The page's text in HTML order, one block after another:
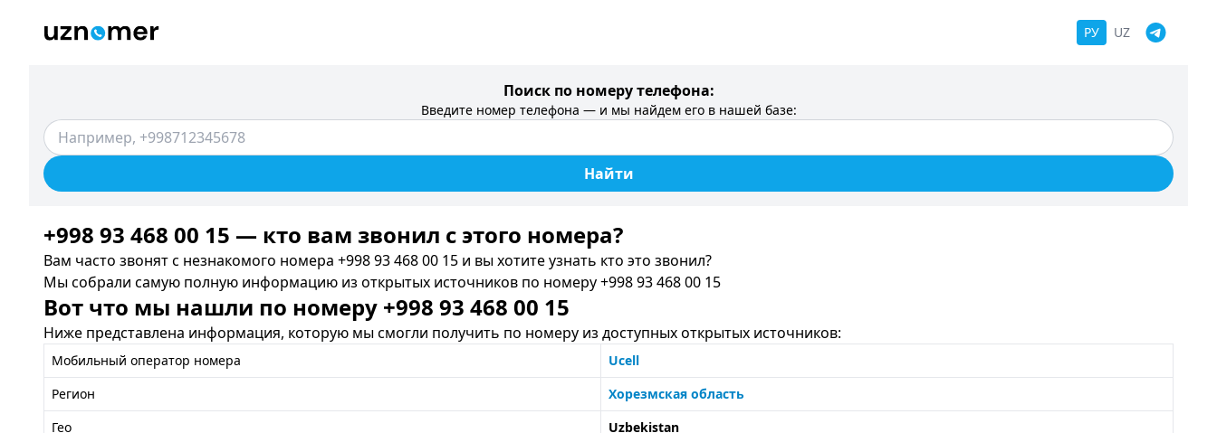
РУ UZ
Поиск по номеру телефона:
Введите номер телефона — и мы найдем его в нашей базе:
Найти
+998 93 468 00 15 — кто вам звонил c этого номера?
Вам часто звонят с незнакомого номера +998 93 468 00 15 и вы хотите узнать кто это звонил?
Мы собрали самую полную информацию из открытых источников по номеру +998 93 468 00 15
Вот что мы нашли по номеру +998 93 468 00 15
Ниже представлена информация, которую мы смогли получить по номеру из доступных открытых источников:
Мобильный оператор номера
Ucell
Регион
Хорезмская область
Гео
Uzbekistan